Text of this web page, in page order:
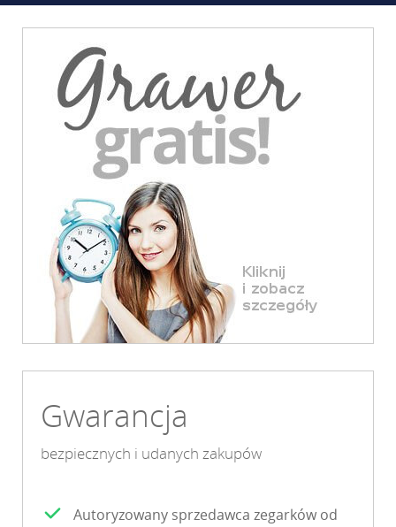
Gwarancja
bezpiecznych i udanych zakupów
Autoryzowany sprzedawca zegarków od